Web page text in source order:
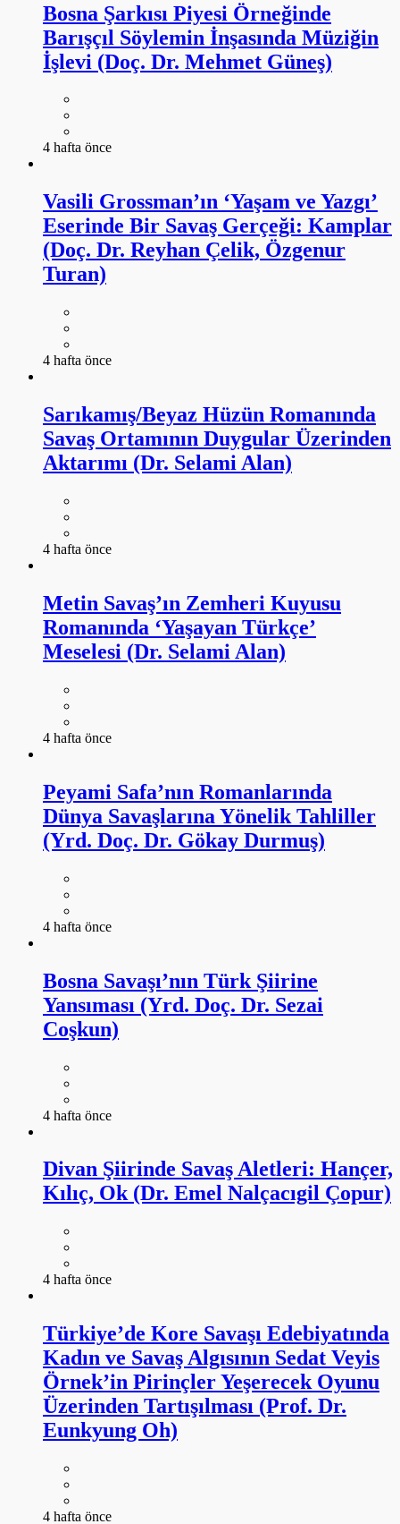
Bosna Şarkısı Piyesi Örneğinde
Barışçıl Söylemin İnşasında Müziğin
İşlevi (Doç. Dr. Mehmet Güneş)
4 hafta önce
Vasili Grossman’ın ‘Yaşam ve Yazgı’
Eserinde Bir Savaş Gerçeği: Kamplar
(Doç. Dr. Reyhan Çelik, Özgenur
Turan)
4 hafta önce
Sarıkamış/Beyaz Hüzün Romanında
Savaş Ortamının Duygular Üzerinden
Aktarımı (Dr. Selami Alan)
4 hafta önce
Metin Savaş’ın Zemheri Kuyusu
Romanında ‘Yaşayan Türkçe’
Meselesi (Dr. Selami Alan)
4 hafta önce
Peyami Safa’nın Romanlarında
Dünya Savaşlarına Yönelik Tahliller
(Yrd. Doç. Dr. Gökay Durmuş)
4 hafta önce
Bosna Savaşı’nın Türk Şiirine
Yansıması (Yrd. Doç. Dr. Sezai
Coşkun)
4 hafta önce
Divan Şiirinde Savaş Aletleri: Hançer,
Kılıç, Ok (Dr. Emel Nalçacıgil Çopur)
4 hafta önce
Türkiye’de Kore Savaşı Edebiyatında
Kadın ve Savaş Algısının Sedat Veyis
Örnek’in Pirinçler Yeşerecek Oyunu
Üzerinden Tartışılması (Prof. Dr.
Eunkyung Oh)
4 hafta önce